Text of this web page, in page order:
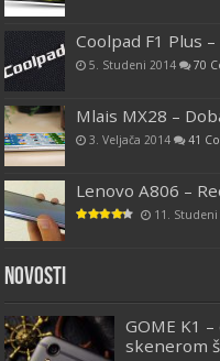
Coolpad F1 Plus
5. Studeni 2014 70
Mlais MX28 –
3. Veljača 2014 41
Lenovo A806 –
11. Studeni
Novosti
GOME K1
skenerom